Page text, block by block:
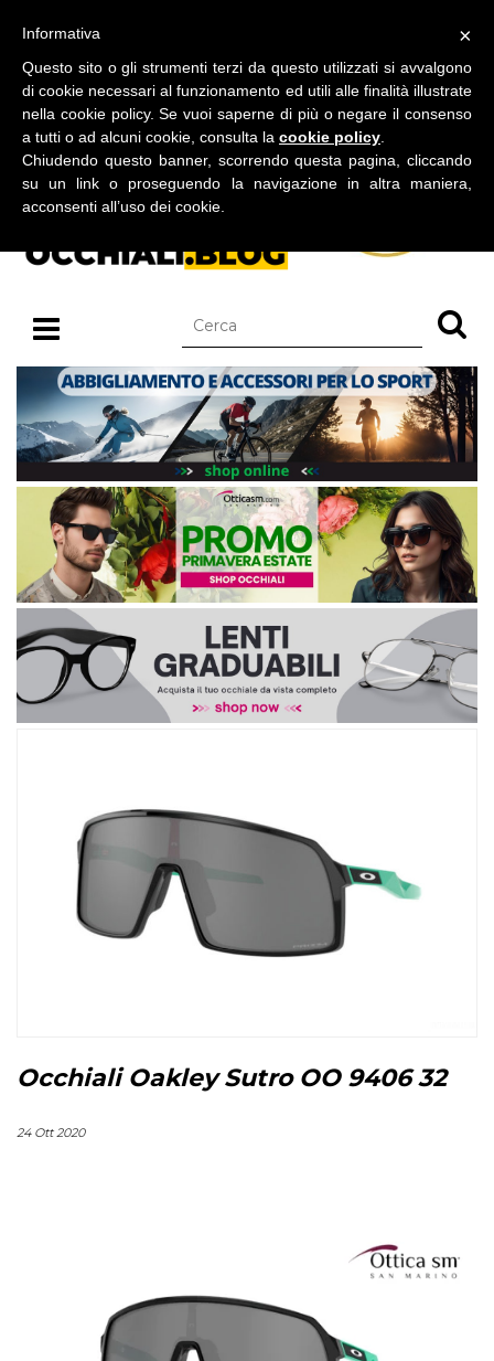
BLOG SU OCCHIALI DA SOLE E OCCHIALI DA VISTA
Occhiali Oakley Sutro OO 9406 32
24 Ott 2020
×
Informativa
Questo sito o gli strumenti terzi da questo utilizzati si avvalgono
di cookie necessari al funzionamento ed utili alle finalità illustrate
nella cookie policy. Se vuoi saperne di più o negare il consenso
a tutti o ad alcuni cookie, consulta la cookie policy
Chiudendo questo banner, scorrendo questa pagina, cliccando
su un link o proseguendo la navigazione in altra maniera,
acconsenti all’uso dei cookie.